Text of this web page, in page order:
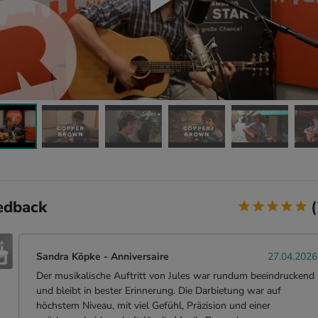
Sandra Köpke - Anniversaire
27.04.2026
Der musikalische Auftritt von Jules war rundum beeindruckend
und bleibt in bester Erinnerung. Die Darbietung war auf
höchstem Niveau, mit viel Gefühl, Präzision und einer